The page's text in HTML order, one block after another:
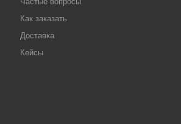
Как заказать
Доставка
Кейсы